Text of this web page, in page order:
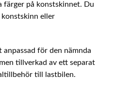
färger på konstskinnet. Du
konstskinn eller
för den nämnda
tillverkad av ett separat
till lastbilen.